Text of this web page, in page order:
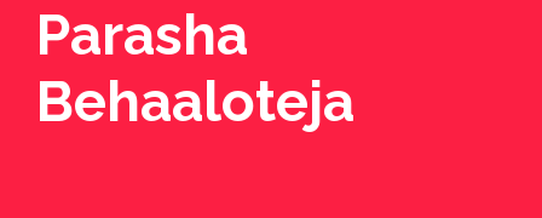
Parasha
Behaaloteja